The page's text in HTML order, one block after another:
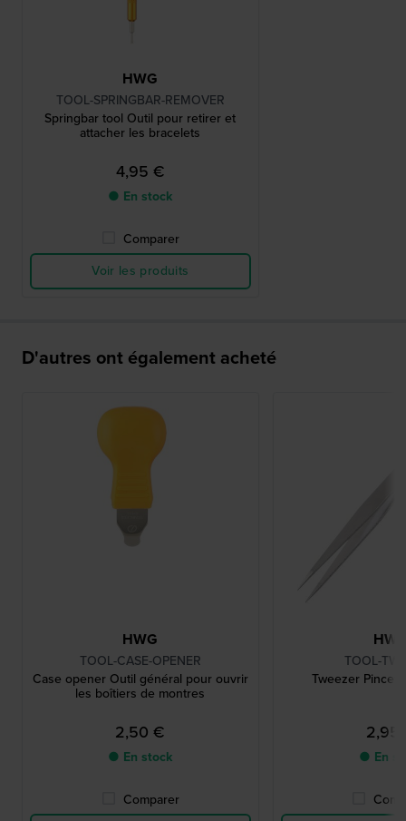
HWG
TOOL-SPRINGBAR-REMOVER
Springbar tool Outil pour retirer et
attacher les bracelets
4,95 €
● En stock
Comparer
Voir les produits
D'autres ont également acheté
HWG
TOOL-CASE-OPENER
Case opener Outil général pour ouvrir
les boîtiers de montres
2,50 €
● En stock
Comparer
TOOL-
Tweezer
2,95
● En